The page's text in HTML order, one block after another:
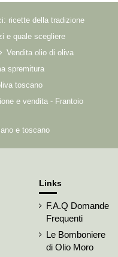
ricette della tradizione
e quale scegliere
Vendita olio di oliva
spremitura
toscano
e vendita - Frantoio
e toscano
Links
F.A.Q Domande
Frequenti
Le Bomboniere
di Olio Moro